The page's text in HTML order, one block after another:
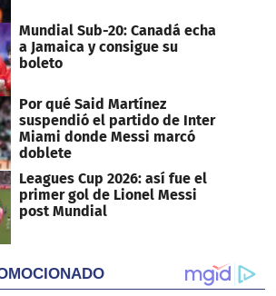
Mundial Sub-20: Canadá echa
a Jamaica y consigue su
boleto
Por qué Said Martínez
suspendió el partido de Inter
Miami donde Messi marcó
doblete
Leagues Cup 2026: así fue el
primer gol de Lionel Messi
post Mundial